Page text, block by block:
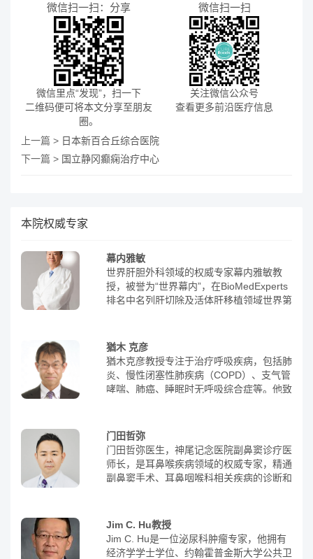
微信扫一扫：分享
微信里点“发现”，扫一下
二维码便可将本文分享至朋友
圈。
微信扫一扫
关注微信公众号
查看更多前沿医疗信息
上一篇 > 日本新百合丘综合医院
下一篇 > 国立静冈癫痫治疗中心
本院权威专家
幕内雅敏
世界肝胆外科领域的权威专家幕内雅敏教
授，被誉为“世界幕内”，在BioMedExperts
排名中名列肝切除及活体肝移植领域世界第
肝胆胰外科学会的多项权威奖项，如2010-
2017年度best doctor、2015年IASGO名誉
研究金、2014年日本超声医学会特别学会
奖、日本肝脏学会功劳奖等。NHK电视台
他根据自己近40年的从医经验著作的《幕
内肝脏外科学》被翻译成中文，成为肝胆胰
外科医生必读的书籍之一。
猶木 克彦
猶木克彦教授专注于治疗呼吸疾病，包括肺
炎、慢性闭塞性肺疾病（COPD）、支气管
哮喘、肺癌、睡眠时无呼吸综合症等。他致
为基础提供高度专业的医疗服务，为患者带
来更多康复的希望，同时减轻家人的心理负
担。此外，他还致力于培养肺癌和其他呼吸
内科专业医生，以缓解全国性呼吸专门医生
门田哲弥
门田哲弥医生，神尾记念医院副鼻窦诊疗医
师长，是耳鼻喉疾病领域的权威专家，精通
副鼻窦手术、耳鼻咽喉科相关疾病的诊断和
Jim C. Hu教授
Jim C. Hu是一位泌尿科肿瘤专家，他拥有
经济学学士学位、约翰霍普金斯大学公共卫